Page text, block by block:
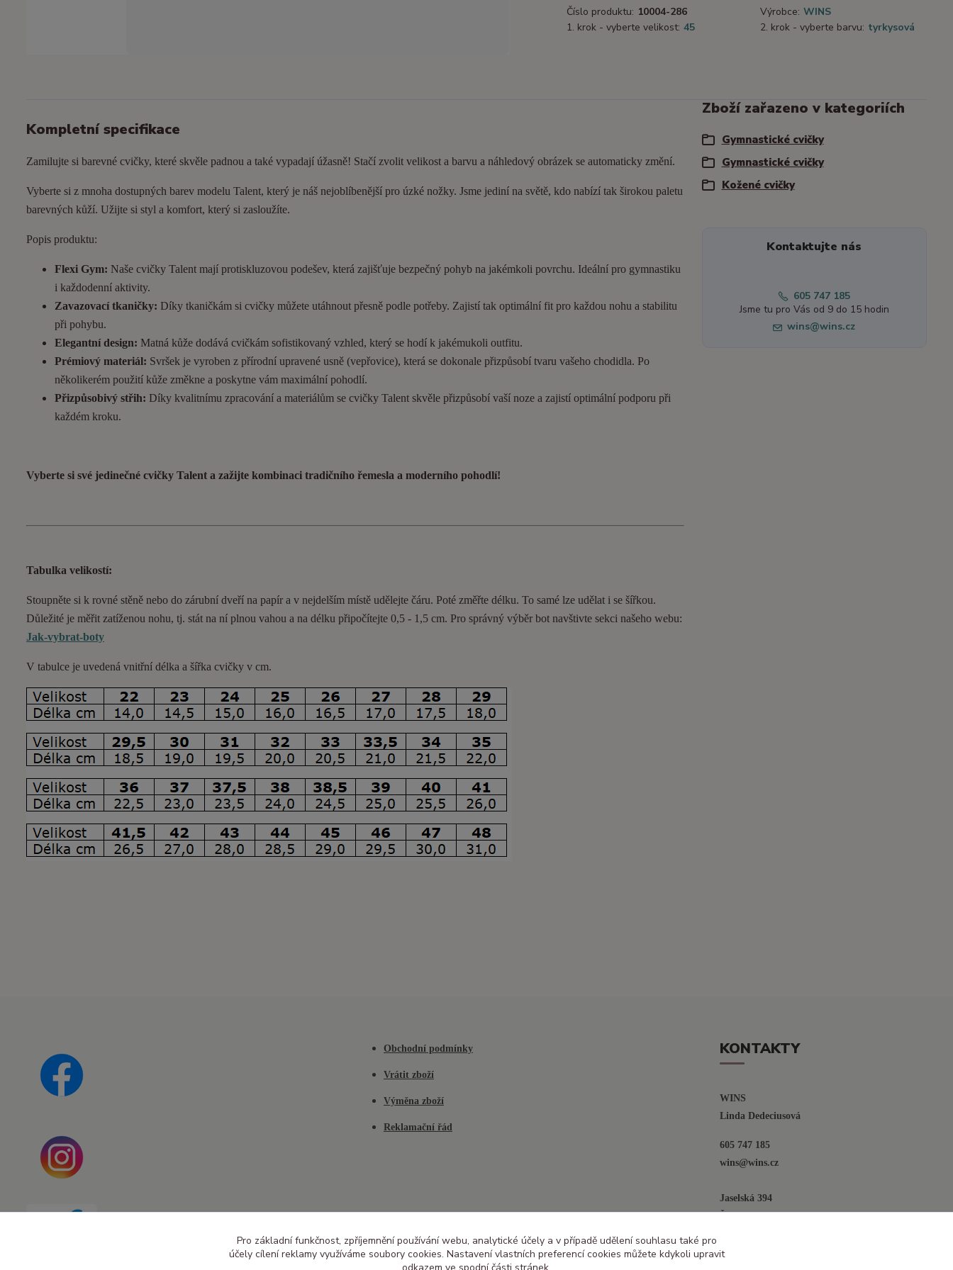
Číslo produktu: 10004-286 Výrobce: WINS
1. krok - vyberte velikost: 45 2. krok - vyberte barvu: tyrkysová
Kompletní specifikace
Zamilujte si barevné cvičky, které skvěle padnou a také vypadají úžasně! Stačí zvolit velikost a barvu a náhledový obrázek se automaticky změní.
Vyberte si z mnoha dostupných barev modelu Talent, který je náš nejoblíbenější pro úzké nožky. Jsme jediní na světě, kdo nabízí tak širokou paletu
barevných kůží. Užijte si styl a komfort, který si zasloužíte.
Popis produktu:
Flexi Gym: Naše cvičky Talent mají protiskluzovou podešev, která zajišťuje bezpečný pohyb na jakémkoli povrchu. Ideální pro gymnastiku
i každodenní aktivity.
Zavazovací tkaničky: Díky tkaničkám si cvičky můžete utáhnout přesně podle potřeby. Zajistí tak optimální fit pro každou nohu a stabilitu
při pohybu.
Elegantní design: Matná kůže dodává cvičkám sofistikovaný vzhled, který se hodí k jakémukoli outfitu.
Prémiový materiál: Svršek je vyroben z přírodní upravené usně (vepřovice), která se dokonale přizpůsobí tvaru vašeho chodidla. Po
několikerém použití kůže změkne a poskytne vám maximální pohodlí.
Přizpůsobivý střih: Díky kvalitnímu zpracování a materiálům se cvičky Talent skvěle přizpůsobí vaší noze a zajistí optimální podporu při
každém kroku.
Vyberte si své jedinečné cvičky Talent a zažijte kombinaci tradičního řemesla a moderního pohodlí!
Tabulka velikostí:
Stoupněte si k rovné stěně nebo do zárubní dveří na papír a v nejdelším místě udělejte čáru. Poté změřte délku. To samé lze udělat i se šířkou.
Důležité je měřit zatíženou nohu, tj. stát na ní plnou vahou a na délku připočítejte 0,5 - 1,5 cm. Pro správný výběr bot navštivte sekci našeho webu:
Jak-vybrat-boty
V tabulce je uvedená vnitřní délka a šířka cvičky v cm.
Zboží zařazeno v kategoriích
Gymnastické cvičky
Gymnastické cvičky
Kožené cvičky
Kontaktujte nás
605 747 185
Jsme tu pro Vás od 9 do 15 hodin
wins@wins.cz
Obchodní podmínky
Vrátit zboží
Výměna zboží
Reklamační řád
KONTAKTY
WINS
Linda Dedeciusová
605 747 185
wins@wins.cz
Jaselská 394
Šenov u N. Jičína
Pro základní funkčnost, zpříjemnění používání webu, analytické účely a v případě udělení souhlasu také pro
účely cílení reklamy využíváme soubory cookies. Nastavení vlastních preferencí cookies můžete kdykoli upravit